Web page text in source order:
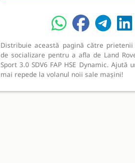
Distribuie această pagină către
de socializare pentru a afla de Land
Sport 3.0 SDV6 FAP HSE Dynamic. Ajută
mai repede la volanul noii sale mașini!